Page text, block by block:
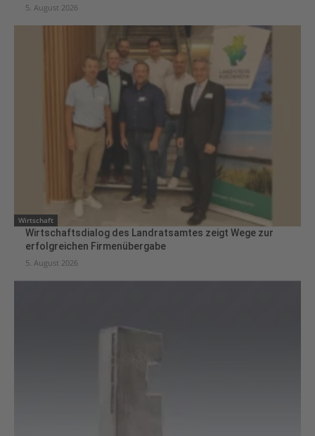
5. August 2026
Wirtschaft
Wirtschaftsdialog des Landratsamtes zeigt Wege zur
erfolgreichen Firmenübergabe
5. August 2026